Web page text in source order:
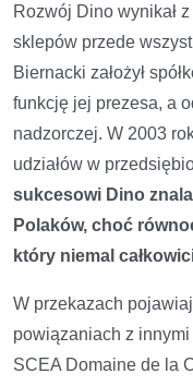
Rozwój Dino wynikał
sklepów przede
Biernacki założył
funkcję jej prezesa, a
nadzorczej. W 2003
udziałów w
sukcesowi Dino
Polaków, choć
który niemal
W przekazach
powiązaniach z
SCEA Domaine de la